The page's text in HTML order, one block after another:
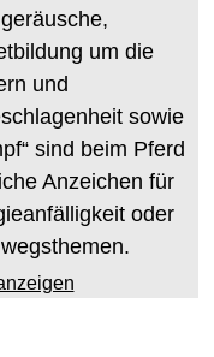
um die
und
sowie
sind beim Pferd
Anzeichen für
oder